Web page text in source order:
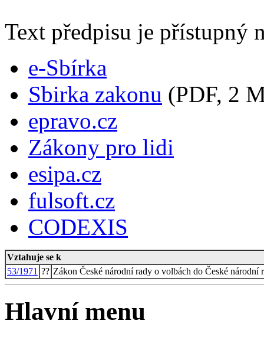
Text předpisu je přístupný
e-Sbírka
Sbirka zakonu (PDF, 2
epravo.cz
Zákony pro lidi
esipa.cz
fulsoft.cz
CODEXIS
Vztahuje se k
53/1971 ?? Zákon České národní rady o volbách do České národní
Hlavní menu